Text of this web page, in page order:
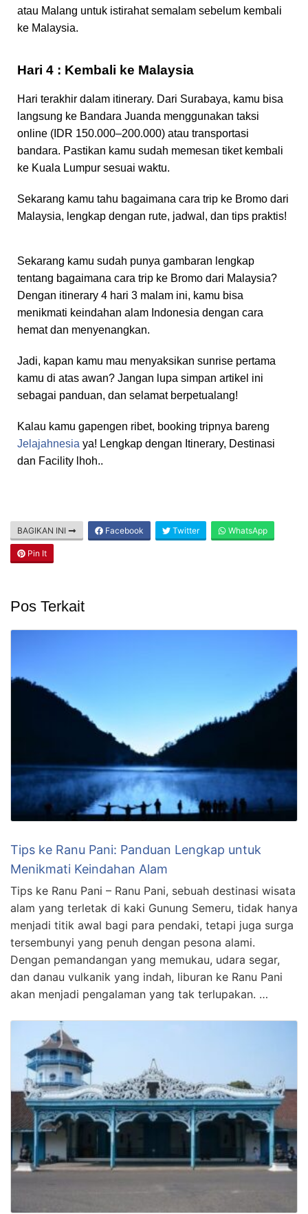
atau Malang untuk istirahat semalam sebelum kembali
ke Malaysia.
Hari 4 : Kembali ke Malaysia
Hari terakhir dalam itinerary. Dari Surabaya, kamu bisa
langsung ke Bandara Juanda menggunakan taksi
online (IDR 150.000–200.000) atau transportasi
bandara. Pastikan kamu sudah memesan tiket kembali
ke Kuala Lumpur sesuai waktu.
Sekarang kamu tahu bagaimana cara trip ke Bromo dari
Malaysia, lengkap dengan rute, jadwal, dan tips praktis!
Sekarang kamu sudah punya gambaran lengkap
tentang bagaimana cara trip ke Bromo dari Malaysia?
Dengan itinerary 4 hari 3 malam ini, kamu bisa
menikmati keindahan alam Indonesia dengan cara
hemat dan menyenangkan.
Jadi, kapan kamu mau menyaksikan sunrise pertama
kamu di atas awan? Jangan lupa simpan artikel ini
sebagai panduan, dan selamat berpetualang!
Kalau kamu gapengen ribet, booking tripnya bareng
Jelajahnesia ya! Lengkap dengan Itinerary, Destinasi
dan Facility lhoh..
BAGIKAN INI Facebook Twitter WhatsApp
Pin It
Pos Terkait
Tips ke Ranu Pani: Panduan Lengkap untuk
Menikmati Keindahan Alam
Tips ke Ranu Pani – Ranu Pani, sebuah destinasi wisata
alam yang terletak di kaki Gunung Semeru, tidak hanya
menjadi titik awal bagi para pendaki, tetapi juga surga
tersembunyi yang penuh dengan pesona alami.
Dengan pemandangan yang memukau, udara segar,
dan danau vulkanik yang indah, liburan ke Ranu Pani
akan menjadi pengalaman yang tak terlupakan. …